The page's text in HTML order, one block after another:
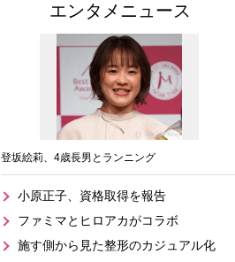
エンタメニュース
登坂絵莉、4歳長男とランニング
小原正子、資格取得を報告
ファミマとヒロアカがコラボ
施す側から見た整形のカジュアル化